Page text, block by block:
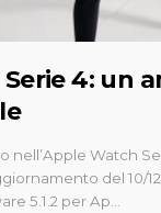
4: un
nell’Apple Watch
del 10/
5.1.2 per Ap…